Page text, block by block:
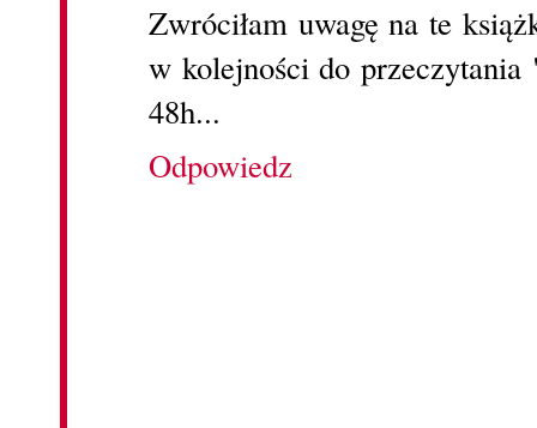
Zwróciłam uwagę na te
w kolejności do
48h...
Odpowiedz